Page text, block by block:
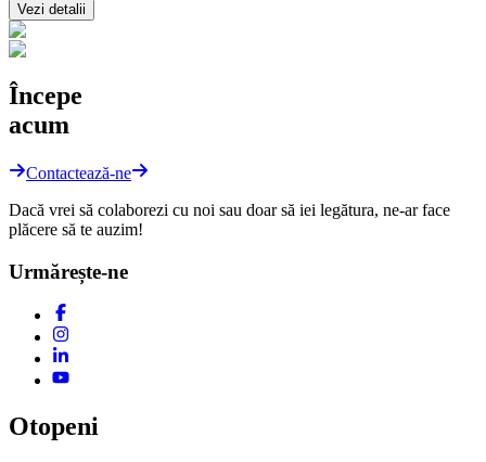
Vezi detalii
Începe
acum
Contactează-ne
Dacă vrei să colaborezi cu noi sau doar să iei legătura, ne-ar face
plăcere să te auzim!
Urmărește-ne
Otopeni